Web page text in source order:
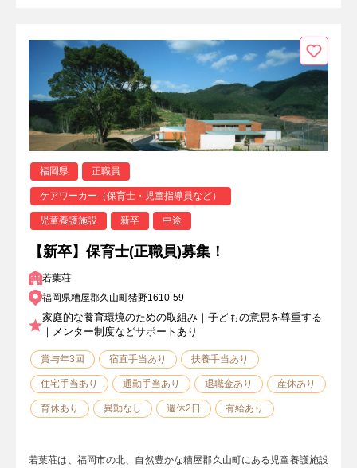
福岡県 正職員
ケアワーカー（保育士・児童指導員など）
児童養護施設 新卒 中途
【新卒】保育士(正職員)募集！
若葉荘
福岡県糟屋郡久山町猪野1610-59
家庭的な養育環境のための取組み｜子どもの意思を尊重する
｜メンター制度などサポートあり
賞与年3回 宿直手当あり 扶養手当あり
住宅手当あり 通勤手当あり 退職金あり 産休あり
育休あり 異動なし 週休2日 有給あり
若葉荘は、福岡市の北、自然豊かな糟屋郡久山町にある児童養護施設